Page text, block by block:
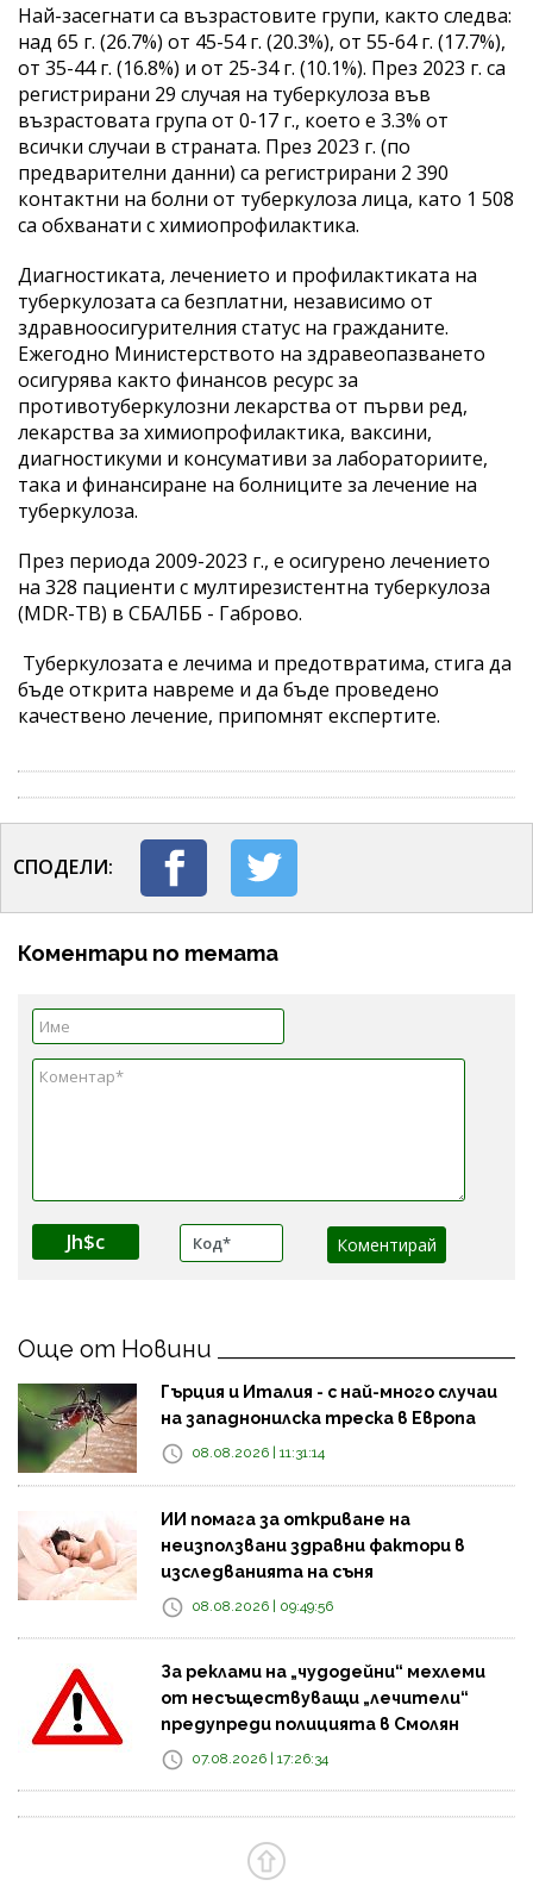
Най-засегнати са възрастовите групи, както следва:
над 65 г. (26.7%) от 45-54 г. (20.3%), от 55-64 г. (17.7%),
от 35-44 г. (16.8%) и от 25-34 г. (10.1%). През 2023 г. са
регистрирани 29 случая на туберкулоза във
възрастовата група от 0-17 г., което е 3.3% от
всички случаи в страната. През 2023 г. (по
предварителни данни) са регистрирани 2 390
контактни на болни от туберкулоза лица, като 1 508
са обхванати с химиопрофилактика.
Диагностиката, лечението и профилактиката на
туберкулозата са безплатни, независимо от
здравноосигурителния статус на гражданите.
Ежегодно Министерството на здравеопазването
осигурява както финансов ресурс за
противотуберкулозни лекарства от първи ред,
лекарства за химиопрофилактика, ваксини,
диагностикуми и консумативи за лабораториите,
така и финансиране на болниците за лечение на
туберкулоза.
През периода 2009-2023 г., е осигурено лечението
на 328 пациенти с мултирезистентна туберкулоза
(MDR-TB) в СБАЛББ - Габрово.
Туберкулозата е лечима и предотвратима, стига да
бъде открита навреме и да бъде проведено
качествено лечение, припомнят експертите.
СПОДЕЛИ:
Коментари по темата
Jh$c
Още от Новини
Гърция и Италия - с най-много случаи
на западнонилска треска в Европа
08.08.2026 | 11:31:14
ИИ помага за откриване на
неизползвани здравни фактори в
изследванията на съня
08.08.2026 | 09:49:56
За реклами на „чудодейни“ мехлеми
от несъществуващи „лечители“
предупреди полицията в Смолян
07.08.2026 | 17:26:34